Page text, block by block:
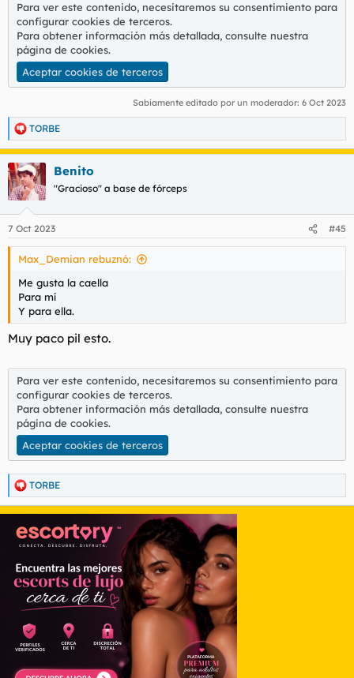
Para ver este contenido, necesitaremos su consentimiento para
configurar cookies de terceros.
Para obtener información más detallada, consulte nuestra
página de cookies.
Aceptar cookies de terceros
Sabiamente editado por un moderador: 6 Oct 2023
R
e
a
c
c
i
e
s
TORBE
Benito
"Gracioso" a base de fórceps
7 Oct 2023 #45
Max_Demian rebuznó:
Me gusta la caella
Para mí
Y para ella.
Muy paco pil esto.
Para ver este contenido, necesitaremos su consentimiento para
configurar cookies de terceros.
Para obtener información más detallada, consulte nuestra
página de cookies.
Aceptar cookies de terceros
R
e
a
c
c
o
n
e
TORBE